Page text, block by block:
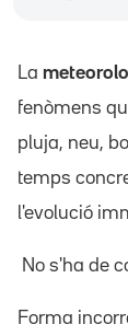
La
fenòmens
pluja, neu,
temps
l'evolució
No s'ha de
Forma